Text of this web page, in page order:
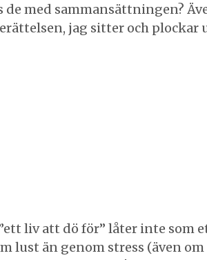
med sammansättningen?
jag sitter och plockar
liv att dö för” låter inte som
lust än genom stress (även